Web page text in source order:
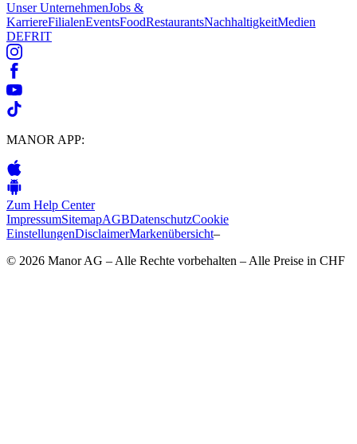
Unser UnternehmenJobs &
KarriereFilialenEventsFoodRestaurantsNachhaltigkeitMedien
DEFRIT
MANOR APP:
Zum Help Center
ImpressumSitemapAGBDatenschutzCookie
EinstellungenDisclaimerMarkenübersicht–
© 2026 Manor AG – Alle Rechte vorbehalten – Alle Preise in CHF